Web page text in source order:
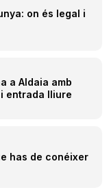
on és legal i
a Aldaia amb
i entrada lliure
has de conéixer